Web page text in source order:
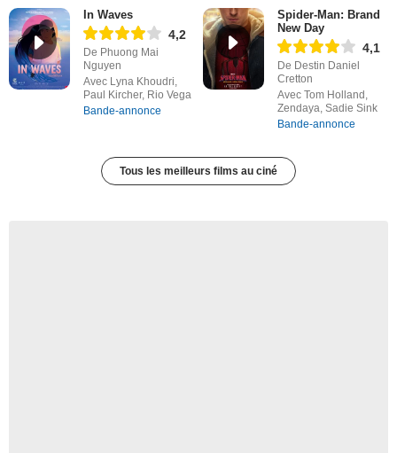
In Waves
4,2
De Phuong Mai
Nguyen
Avec Lyna Khoudri,
Paul Kircher, Rio Vega
Bande-annonce
Spider-Man: Brand
New Day
4,1
De Destin Daniel
Cretton
Avec Tom Holland,
Zendaya, Sadie Sink
Bande-annonce
Tous les meilleurs films au ciné